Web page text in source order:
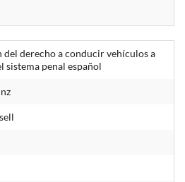
del derecho a conducir vehículos a
penal español